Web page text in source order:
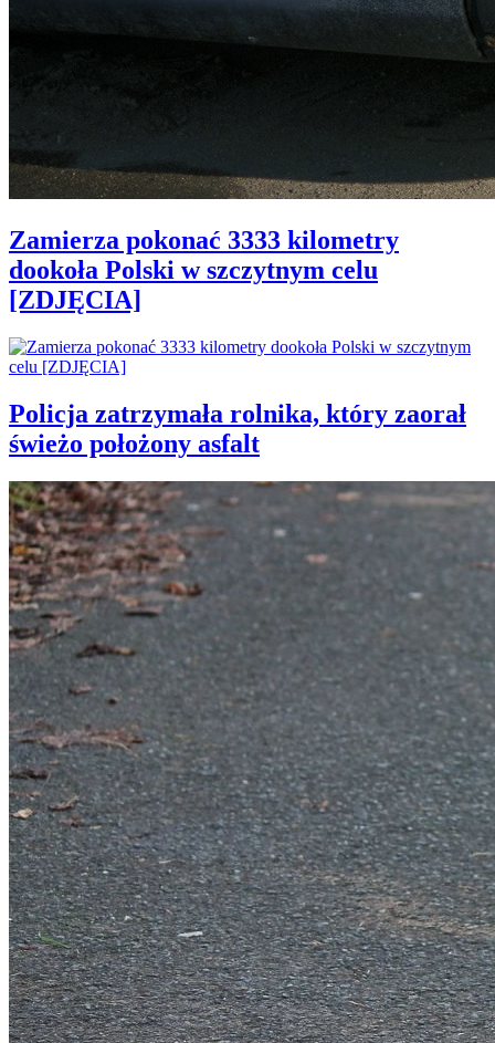
Zamierza pokonać 3333 kilometry
dookoła Polski w szczytnym celu
[ZDJĘCIA]
Policja zatrzymała rolnika, który zaorał
świeżo położony asfalt